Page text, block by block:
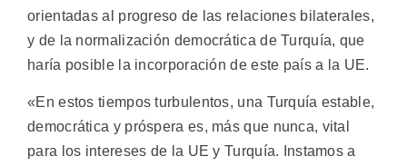
orientadas al progreso de las relaciones bilaterales,
y de la normalización democrática de Turquía, que
haría posible la incorporación de este país a la UE.
«En estos tiempos turbulentos, una Turquía estable,
democrática y próspera es, más que nunca, vital
para los intereses de la UE y Turquía. Instamos a